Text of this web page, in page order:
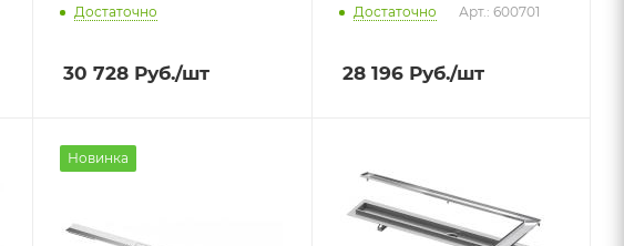
Достаточно
30 728 Руб./шт
Достаточно Арт.: 600701
28 196Руб./шт
Новинка